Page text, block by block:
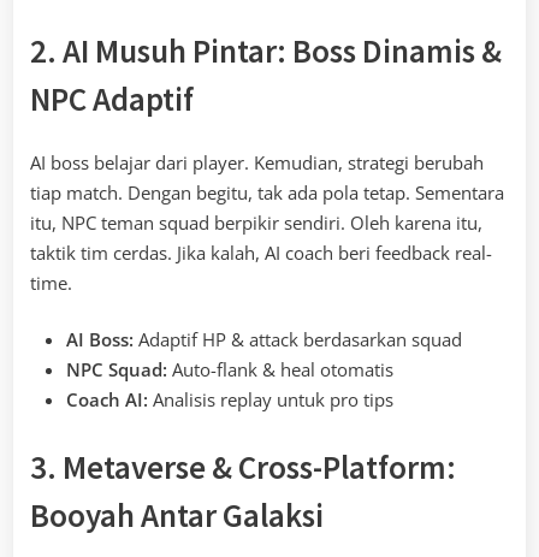
2. AI Musuh Pintar: Boss Dinamis &
NPC Adaptif
AI boss belajar dari player. Kemudian, strategi berubah
tiap match. Dengan begitu, tak ada pola tetap. Sementara
itu, NPC teman squad berpikir sendiri. Oleh karena itu,
taktik tim cerdas. Jika kalah, AI coach beri feedback real-
time.
AI Boss: Adaptif HP & attack berdasarkan squad
NPC Squad: Auto-flank & heal otomatis
Coach AI: Analisis replay untuk pro tips
3. Metaverse & Cross-Platform:
Booyah Antar Galaksi